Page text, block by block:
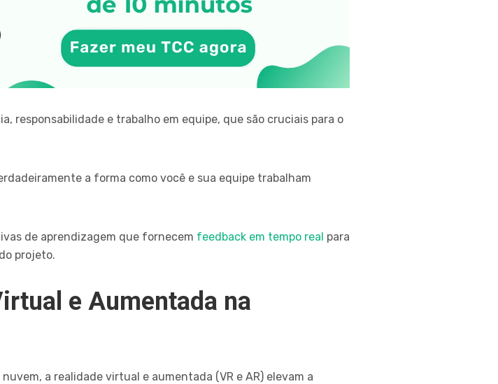
responsabilidade e trabalho em equipe, que são cruciais para o
a forma como você e sua equipe trabalham
de aprendizagem que fornecem feedback em tempo real para
projeto.
e Aumentada na
nuvem, a realidade virtual e aumentada (VR e AR) elevam a